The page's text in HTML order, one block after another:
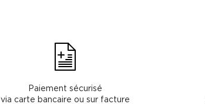
Paiement sécurisé
via carte bancaire ou sur facture